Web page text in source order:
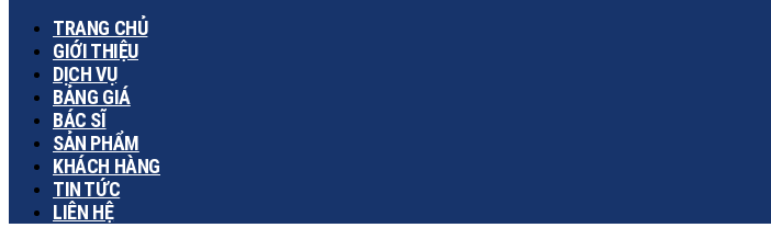
TRANG CHỦ
GIỚI THIỆU
DỊCH VỤ
BẢNG GIÁ
BÁC SĨ
SẢN PHẨM
KHÁCH HÀNG
TIN TỨC
LIÊN HỆ